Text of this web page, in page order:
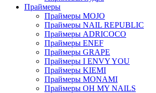
Праймеры
Праймеры MOJO
Праймеры NAIL REPUBLIC
Праймеры ADRICOCO
Праймеры ENEF
Праймеры GRAPE
Праймеры I ENVY YOU
Праймеры KIEMI
Праймеры MONAMI
Праймеры OH MY NAILS